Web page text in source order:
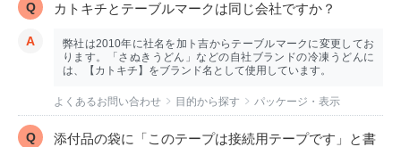
カトキチとテーブルマークは同じ会社ですか？
弊社は2010年に社名を加ト吉からテーブルマークに変更してお
ります。「さぬきうどん」などの自社ブランドの冷凍うどんに
は、【カトキチ】をブランド名として使用しています。
よくあるお問い合わせ 目的から探す パッケージ・表示
添付品の袋に「このテープは接続用テープです」と書